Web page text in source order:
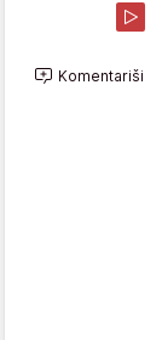
Komentariši